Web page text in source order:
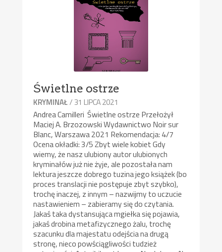
Świetlne ostrze
KRYMINAŁ/ 31 LIPCA 2021
Andrea Camilleri Świetlne ostrze Przełożył
Maciej A. Brzozowski Wydawnictwo Noir sur
Blanc, Warszawa 2021 Rekomendacja: 4/7
Ocena okładki: 3/5 Zbyt wiele kobiet Gdy
wiemy, że nasz ulubiony autor ulubionych
kryminałów już nie żyje, ale pozostała nam
lektura jeszcze dobrego tuzina jego książek (bo
proces translacji nie postępuje zbyt szybko),
trochę inaczej, z innym – nazwijmy to uczucie
nastawieniem – zabieramy się do czytania.
Jakaś taka dystansująca mgiełka się pojawia,
jakaś drobina metafizycznego żalu, trochę
szacunku dla majestatu odejścia na drugą
stronę, nieco powściągliwości tudzież